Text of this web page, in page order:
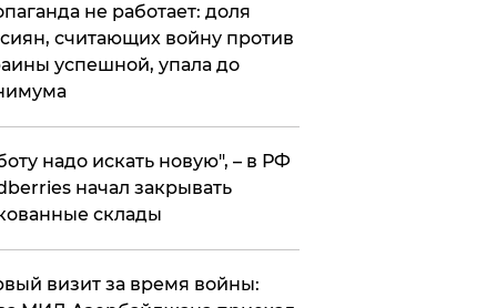
не работает: доля
считающих войну против
успешной, упала до
надо искать новую", – в РФ
начал закрывать
склады
визит за время войны: